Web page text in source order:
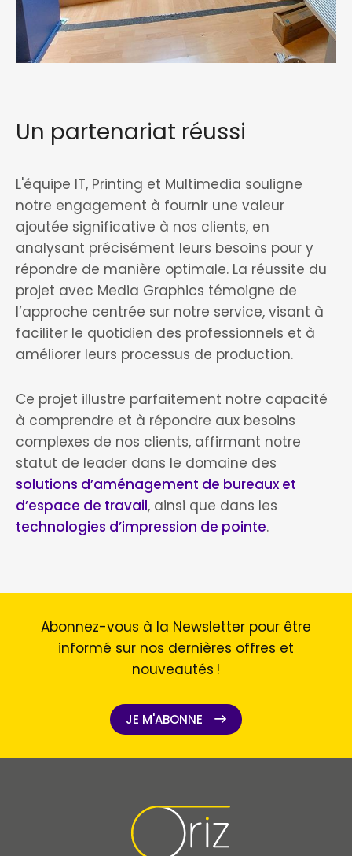
Un partenariat réussi
L'équipe IT, Printing et Multimedia souligne
notre engagement à fournir une valeur
ajoutée significative à nos clients, en
analysant précisément leurs besoins pour y
répondre de manière optimale. La réussite du
projet avec Media Graphics témoigne de
l’approche centrée sur notre service, visant à
faciliter le quotidien des professionnels et à
améliorer leurs processus de production.
Ce projet illustre parfaitement notre capacité
à comprendre et à répondre aux besoins
complexes de nos clients, affirmant notre
statut de leader dans le domaine des
solutions d’aménagement de bureaux et
d’espace de travail, ainsi que dans les
technologies d’impression de pointe.
Abonnez-vous à la Newsletter pour être
informé sur nos dernières offres et
nouveautés !
JE M'ABONNE